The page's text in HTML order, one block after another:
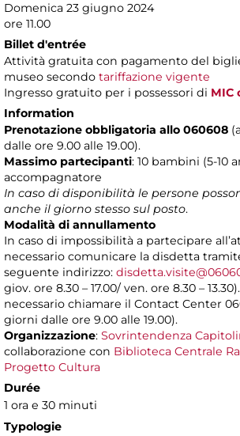
Domenica 23 giugno 2024
ore 11.00
Billet d'entrée
Attività gratuita con pagamento del
museo secondo tariffazione vigente
Ingresso gratuito per i possessori di MIC
Information
Prenotazione obbligatoria allo 060608
dalle ore 9.00 alle 19.00).
Massimo partecipanti: 10 bambini (5-10
accompagnatore
In caso di disponibilità le persone
anche il giorno stesso sul posto.
Modalità di annullamento
In caso di impossibilità a partecipare
necessario comunicare la disdetta
seguente indirizzo:
giov. ore 8.30 – 17.00/ ven. ore 8.30 –
necessario chiamare il Contact Center
giorni dalle ore 9.00 alle 19.00).
Organizzazione: Sovrintendenza
collaborazione con Biblioteca Centrale
Progetto Cultura
Durée
1 ora e 30 minuti
Typologie